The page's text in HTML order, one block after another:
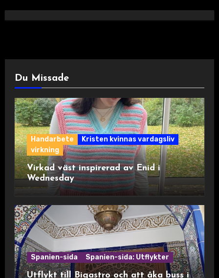
Du Missade
Handarbete
Kristen kvinnas vardagsliv
virkning
Virkad väst inspirerad av Enid i
Wednesday
Spanien-sida Spanien-sida: Utflykter
Utflykt till Bigastro och att åka buss i